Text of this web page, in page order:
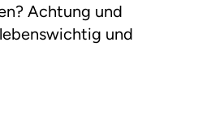
Achtung und
und